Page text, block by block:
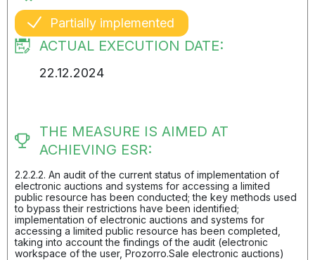
Partially implemented
ACTUAL EXECUTION DATE:
22.12.2024
THE MEASURE IS AIMED AT
ACHIEVING ESR:
2.2.2.2. An audit of the current status of implementation of
electronic auctions and systems for accessing a limited
public resource has been conducted; the key methods used
to bypass their restrictions have been identified;
implementation of electronic auctions and systems for
accessing a limited public resource has been completed,
taking into account the findings of the audit (electronic
workspace of the user, Prozorro.Sale electronic auctions)